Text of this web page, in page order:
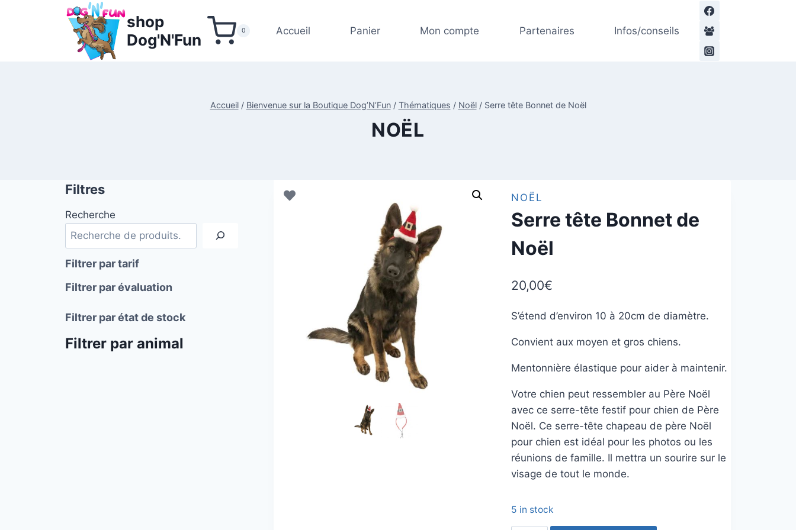
shop
Dog'N'Fun
0 Accueil Panier Mon compte Partenaires Infos/conseils
Accueil / Bienvenue sur la Boutique Dog’N’Fun / Thématiques / Noël / Serre tête Bonnet de Noël
NOËL
NOËL
Serre tête Bonnet de
Noël
20,00€
S’étend d’environ 10 à 20cm de diamètre.
Convient aux moyen et gros chiens.
Mentonnière élastique pour aider à maintenir.
Votre chien peut ressembler au Père Noël
avec ce serre-tête festif pour chien de Père
Noël. Ce serre-tête chapeau de père Noël
pour chien est idéal pour les photos ou les
réunions de famille. Il mettra un sourire sur le
visage de tout le monde.
5 in stock
Filtres
Recherche
Filtrer par tarif
Filtrer par évaluation
Filtrer par état de stock
Filtrer par animal